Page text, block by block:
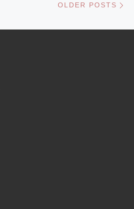
OLDER POSTS